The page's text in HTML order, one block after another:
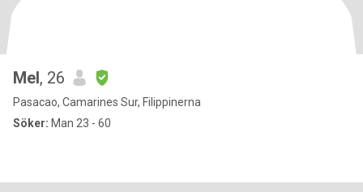
Mel, 26
Pasacao, Camarines Sur, Filippinerna
Söker: Man 23 - 60